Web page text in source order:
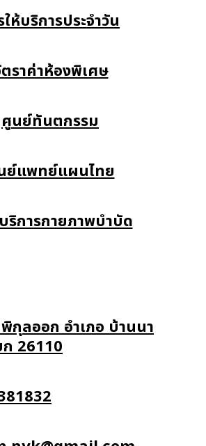
ให้บริการประจำวัน
ราค่าห้องพิเศษ
ศูนย์ทันตกรรม
ย์แพทย์แผนไทย
ริการกายภาพบำบัด
กุลออก อำเภอ บ้านนา
26110